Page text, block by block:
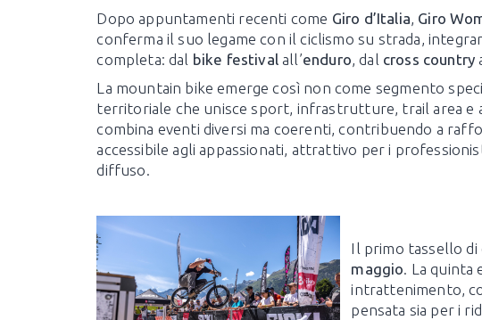
Dopo appuntamenti recenti come Giro d’Italia, Giro
conferma il suo legame con il ciclismo su strada,
completa: dal bike festivalall’enduro, dal cross country
La mountain bike emerge così non come segmento
territoriale che unisce sport, infrastrutture, trail area e
combina eventi diversi ma coerenti, contribuendo a
accessibile agli appassionati, attrattivo per i
diffuso.
Il primo tassello di
maggio. La quinta
intrattenimento,
pensata sia per i